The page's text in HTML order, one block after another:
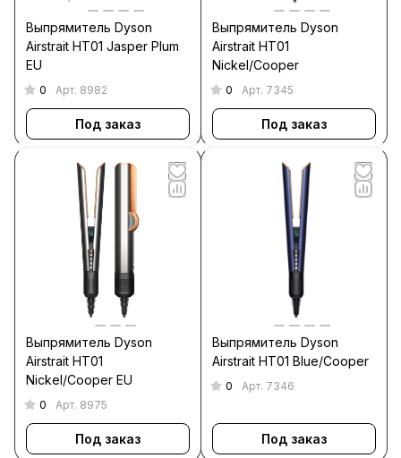
Выпрямитель Dyson
Airstrait HT01 Jasper Plum
EU
0 Арт. 8982
Под заказ
Выпрямитель Dyson
Airstrait HT01
Nickel/Cooper
0 Арт. 7345
Под заказ
Выпрямитель Dyson
Airstrait HT01
Nickel/Cooper EU
0 Арт. 8975
Под заказ
Выпрямитель Dyson
Airstrait HT01 Blue/Cooper
0 Арт. 7346
Под заказ